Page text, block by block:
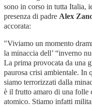
sono in corso in tutta Italia,
presenza di padre Alex
accorata:
"Viviamo un momento
la minaccia dell’ “inverno
La prima provocata da una
paurosa crisi ambientale. In
siamo terrorizzati dalla
è il frutto amaro di una folle
atomico. Stiamo infatti